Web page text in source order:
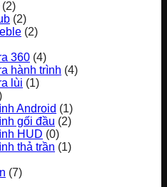
(2)
(2)
(2)
360 (4)
hành trình (4)
lùi (1)
Android (1)
gối đầu (2)
HUD (0)
thả trần (1)
(7)